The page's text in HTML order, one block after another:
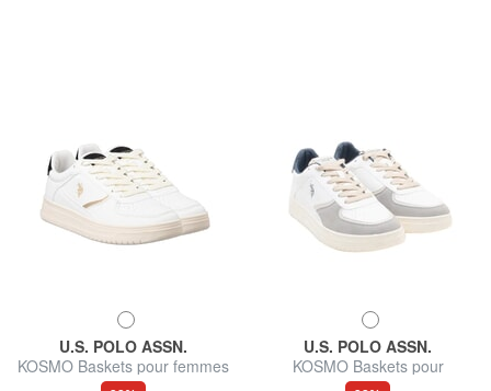
U.S. POLO ASSN.
KOSMO Baskets pour femmes
U.S. POLO ASSN.
KOSMO Baskets pour
hommes